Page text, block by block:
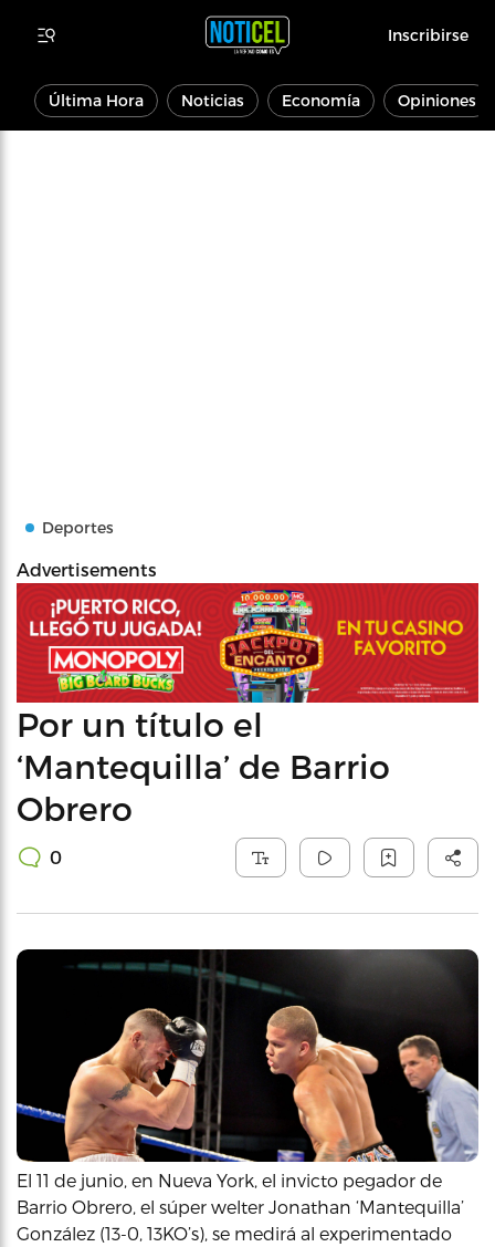
Inscribirse
Última Hora Noticias Economía Opiniones
Deportes
Advertisements
Por un título el
‘Mantequilla’ de Barrio
Obrero
0
El 11 de junio, en Nueva York, el invicto pegador de
Barrio Obrero, el súper welter Jonathan ‘Mantequilla’
González (13-0, 13KO’s), se medirá al experimentado